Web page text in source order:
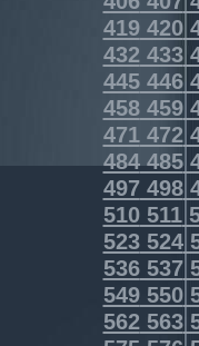
419420
432433
445446
458459
471472
484485
497498
510511
523524
536537
549550
562563